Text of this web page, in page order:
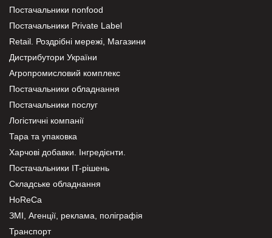
Постачальники nonfood
Постачальники Private Label
Retail. Роздрібні мережі, Магазини
Дистрибутори України
Агропромисловий комплекс
Постачальники обладнання
Постачальники послуг
Логістичні компанії
Тара та упаковка
Харчові добавки. Інгредієнти.
Постачальники IT-рішень
Складське обладнання
HoReCa
ЗМІ, Агенції, реклама, поліграфія
Транспорт